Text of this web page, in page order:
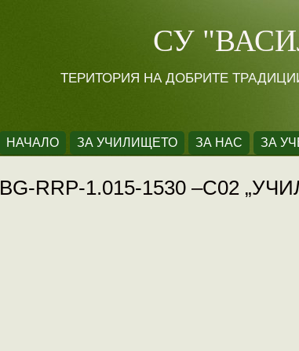
ТЕРИТОРИЯ НА ДОБРИТЕ
СУ
НАЧАЛО ЗА УЧИЛИЩЕТО ЗА НАС ЗА
BG-RRP-1.015-1530 –С02